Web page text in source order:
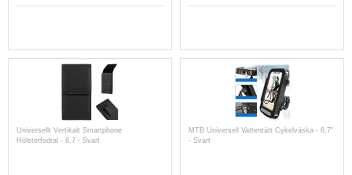
Universellt Vertikalt Smartphone
Hölsterfodral - 6.7 - Svart
MTB Universell Vattentätt Cykelväska - 6.7"
- Svart